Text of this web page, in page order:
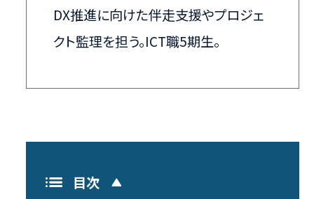
DX推進に向けた伴走支援やプロジェ
クト監理を担う。ICT職5期生。
目次